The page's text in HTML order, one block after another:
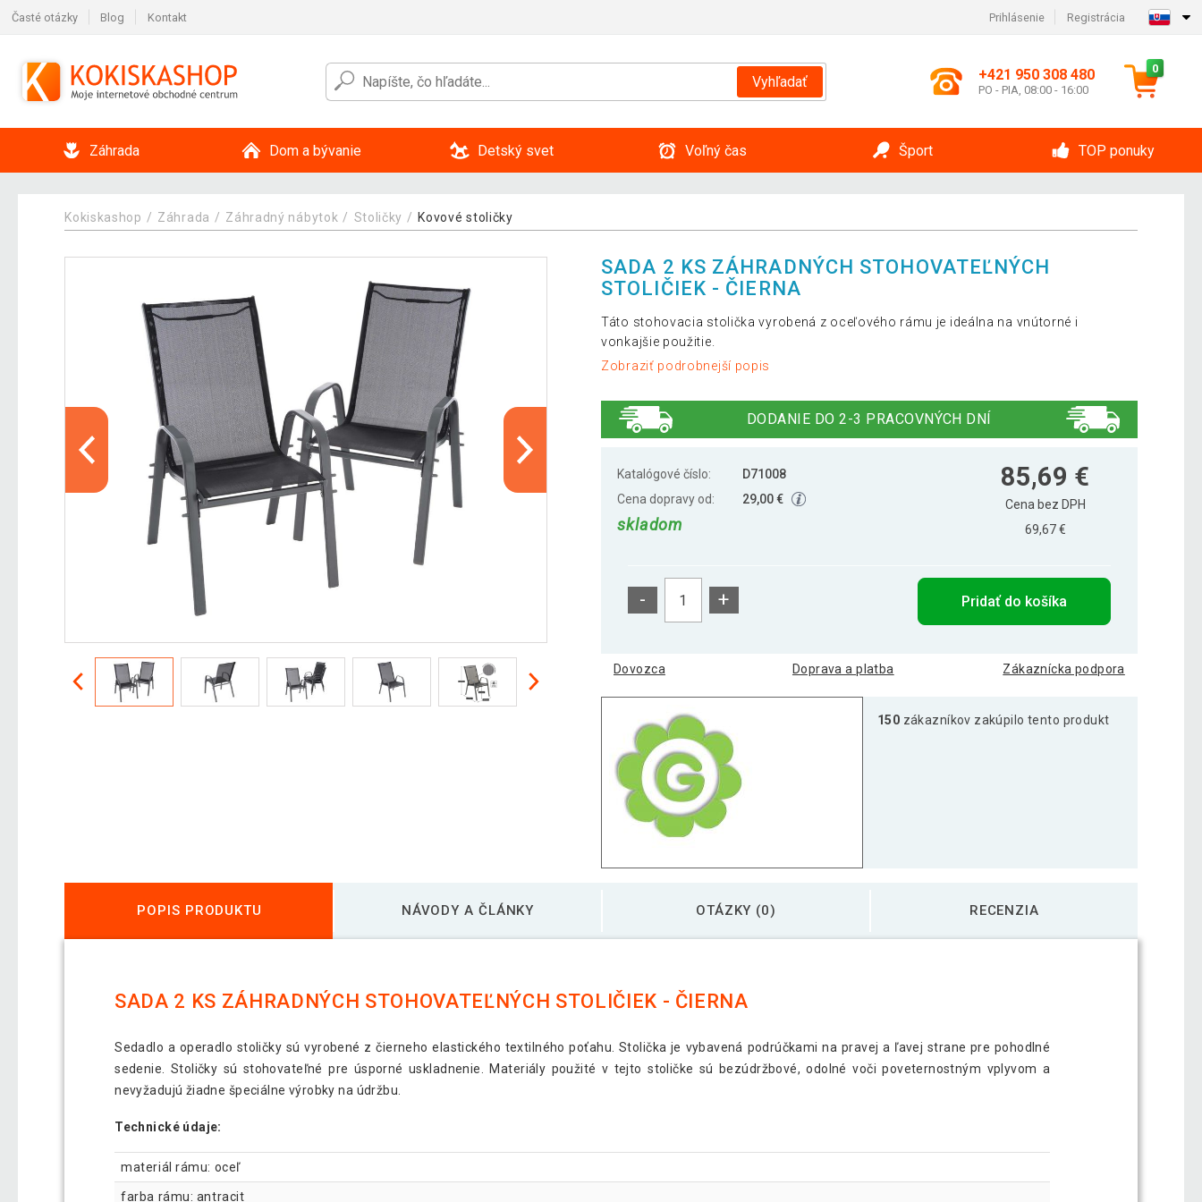
Časté otázky Blog Kontakt Prihlásenie Registrácia
Vyhľadať +421 950 308 480
PO - PIA, 08:00 - 16:00
0
Záhrada Dom a bývanie Detský svet Voľný čas Šport TOP ponuky
Kokiskashop Záhrada Záhradný nábytok Stoličky Kovové stoličky
SADA 2 KS ZÁHRADNÝCH STOHOVATEĽNÝCH
STOLIČIEK - ČIERNA
Táto stohovacia stolička vyrobená z oceľového rámu je ideálna na vnútorné i
vonkajšie použitie.
Zobraziť podrobnejší popis
DODANIE DO 2-3 PRACOVNÝCH DNÍ
Katalógové číslo:
D71008
Cena dopravy od:
29,00 €
skladom
85,69 €
Cena bez DPH
69,67 €
- + Pridať do košíka
Dovozca Doprava a platba Zákaznícka podpora
150 zákazníkov zakúpilo tento produkt
POPIS PRODUKTU NÁVODY A ČLÁNKY OTÁZKY (0) RECENZIA
SADA 2 KS ZÁHRADNÝCH STOHOVATEĽNÝCH STOLIČIEK - ČIERNA
Sedadlo a operadlo stoličky sú vyrobené z čierneho elastického textilného poťahu. Stolička je vybavená podrúčkami na pravej a ľavej strane pre pohodlné
sedenie. Stoličky sú stohovateľné pre úsporné uskladnenie. Materiály použité v tejto stoličke sú bezúdržbové, odolné voči poveternostným vplyvom a
nevyžadujú žiadne špeciálne výrobky na údržbu.
Technické údaje:
materiál rámu: oceľ
farba rámu: antracit